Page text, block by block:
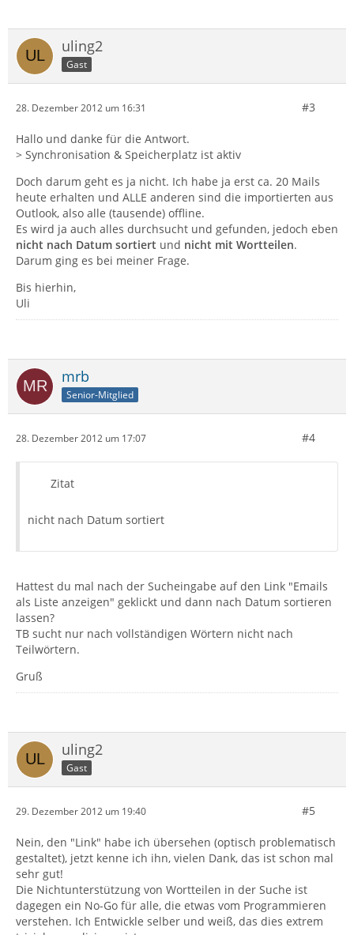
uling2
Gast
28. Dezember 2012 um 16:31 #3
Hallo und danke für die Antwort.
> Synchronisation & Speicherplatz ist aktiv
Doch darum geht es ja nicht. Ich habe ja erst ca. 20 Mails
heute erhalten und ALLE anderen sind die importierten aus
Outlook, also alle (tausende) offline.
Es wird ja auch alles durchsucht und gefunden, jedoch eben
nicht nach Datum sortiert und nicht mit Wortteilen.
Darum ging es bei meiner Frage.
Bis hierhin,
Uli
mrb
Senior-Mitglied
28. Dezember 2012 um 17:07 #4
Zitat
nicht nach Datum sortiert
Hattest du mal nach der Sucheingabe auf den Link "Emails
als Liste anzeigen" geklickt und dann nach Datum sortieren
lassen?
TB sucht nur nach vollständigen Wörtern nicht nach
Teilwörtern.
Gruß
uling2
Gast
29. Dezember 2012 um 19:40 #5
Nein, den "Link" habe ich übersehen (optisch problematisch
gestaltet), jetzt kenne ich ihn, vielen Dank, das ist schon mal
sehr gut!
Die Nichtunterstützung von Wortteilen in der Suche ist
dagegen ein No-Go für alle, die etwas vom Programmieren
verstehen. Ich Entwickle selber und weiß, das dies extrem